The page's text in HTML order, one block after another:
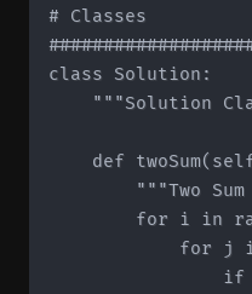
# Classes
class Solution:
"""Solution
def
"""Two Sum
for i in
for j